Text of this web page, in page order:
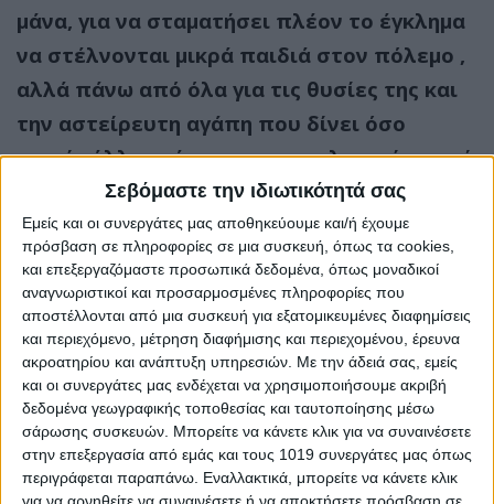
Σεβόμαστε την ιδιωτικότητά σας
Εμείς και οι συνεργάτες μας αποθηκεύουμε και/ή έχουμε
πρόσβαση σε πληροφορίες σε μια συσκευή, όπως τα cookies,
και επεξεργαζόμαστε προσωπικά δεδομένα, όπως μοναδικοί
αναγνωριστικοί και προσαρμοσμένες πληροφορίες που
αποστέλλονται από μια συσκευή για εξατομικευμένες διαφημίσεις
και περιεχόμενο, μέτρηση διαφήμισης και περιεχομένου, έρευνα
ακροατηρίου και ανάπτυξη υπηρεσιών. Με την άδειά σας, εμείς
και οι συνεργάτες μας ενδέχεται να χρησιμοποιήσουμε ακριβή
δεδομένα γεωγραφικής τοποθεσίας και ταυτοποίησης μέσω
σάρωσης συσκευών. Μπορείτε να κάνετε κλικ για να συναινέσετε
στην επεξεργασία από εμάς και τους 1019 συνεργάτες μας όπως
περιγράφεται παραπάνω. Εναλλακτικά, μπορείτε να κάνετε κλικ
μάνα, για να σταματήσει πλέον το έγκλημα
να στέλνονται μικρά παιδιά στον πόλεμο ,
αλλά πάνω από όλα για τις θυσίες της και
την αστείρευτη αγάπη που δίνει όσο
κανείς άλλος μέχρι και την τελευταία πνοή
Ως ΔΗΜΟΣ ΔΙΡΦΥΩΝ-ΜΕΣΣΑΠΙΩΝ , Τμήμα
Πολιτισμού , με το Τοπικό Συμβούλιο
Ψαχνών τιμούν το ιερό αυτό πρόσωπο με
μια ξεχωριστή εκδήλωση στις 12 Μαϊου
Δευτέρα στις 7μμ , στην Κεντρική Πλατεία
των Ψαχνών.
Σας προσκαλούμε όλους, όλες τις Μητέρες
και ειδικότερα τα παιδιά κάθε ηλικίας να